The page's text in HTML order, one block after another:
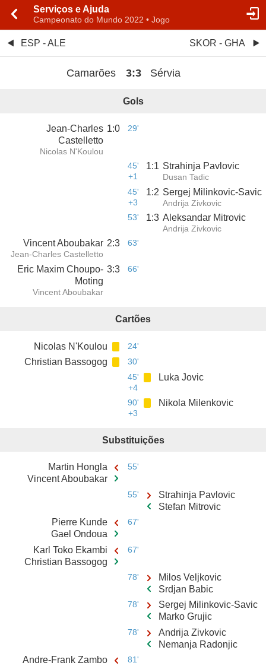
Serviços e Ajuda
Campeonato do Mundo 2022 • Jogo
ESP - ALE SKOR - GHA
Camarões 3:3 Sérvia
Gols
Jean-Charles
Castelletto
Nicolas N'Koulou
1:0 29'
45'
+1
1:1 Strahinja Pavlovic
Dusan Tadic
45'
+3
1:2 Sergej Milinkovic-Savic
Andrija Zivkovic
53' 1:3 Aleksandar Mitrovic
Andrija Zivkovic
Vincent Aboubakar
Jean-Charles Castelletto
2:3 63'
Eric Maxim Choupo-
Moting
Vincent Aboubakar
3:3 66'
Cartões
Nicolas N'Koulou 24'
Christian Bassogog
30'
45'
+4
Luka Jovic
90'
+3
Nikola Milenkovic
Substituições
Martin Hongla
Vincent Aboubakar
55'
55'
Strahinja Pavlovic
Stefan Mitrovic
Pierre Kunde
Gael Ondoua
67'
Karl Toko Ekambi
Christian Bassogog
67'
78'
Milos Veljkovic
Srdjan Babic
78'
Sergej Milinkovic-Savic
Marko Grujic
78'
Andrija Zivkovic
Nemanja Radonjic
Andre-Frank Zambo
81'